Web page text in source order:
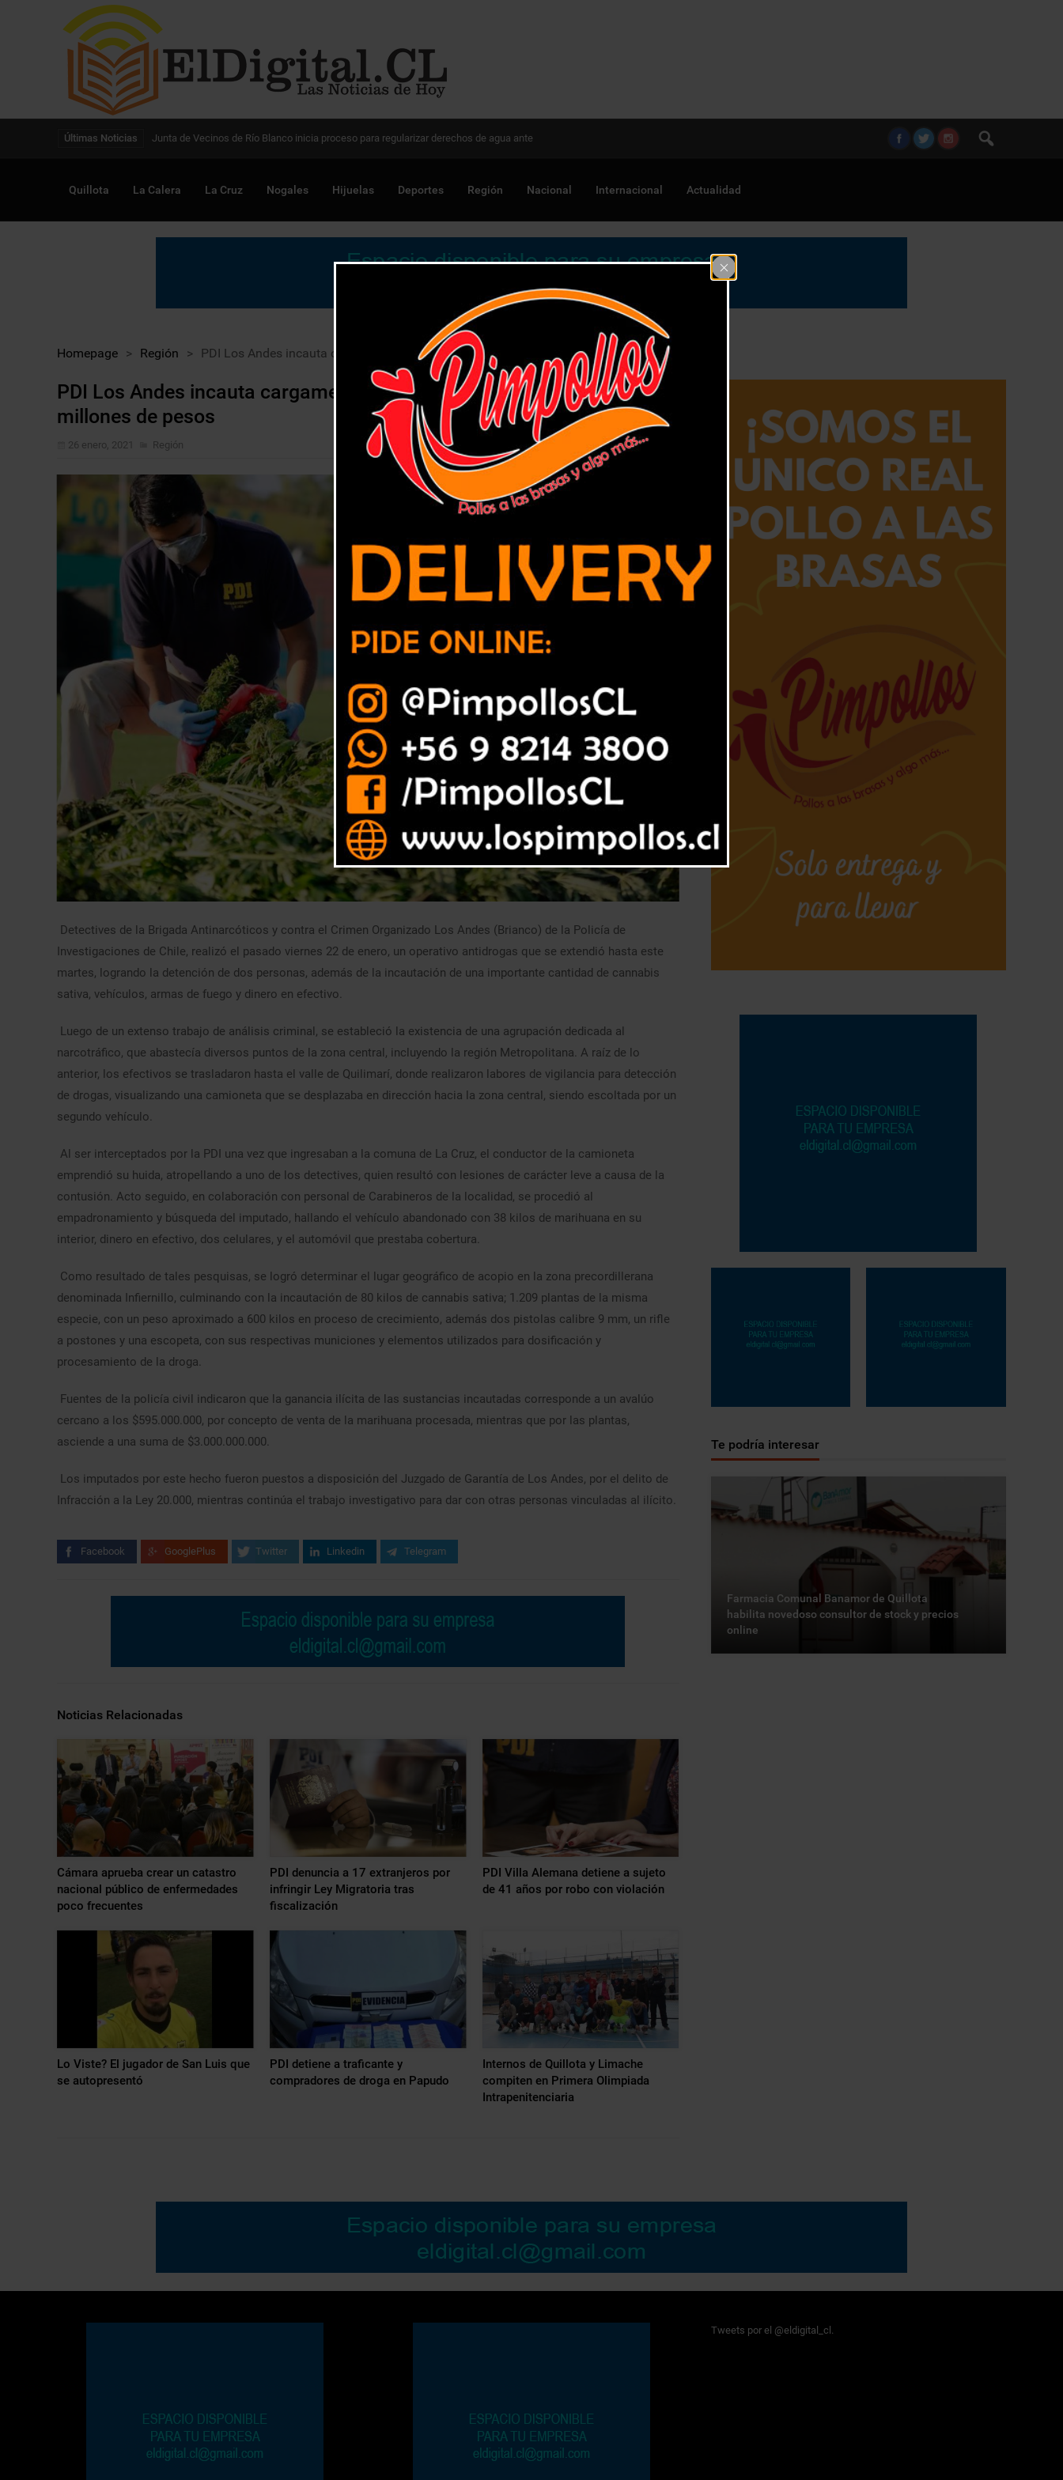
Últimas Noticias Digitalización de la gestión pública avanza en Chile para optimizar proyectos
Quillota La Calera La Cruz Nogales Hijuelas Deportes Región Nacional Internacional Actualidad
Homepage > Región > PDI Los Andes incauta cargamento de droga avaluado en 3600 millones de pesos
PDI Los Andes incauta cargamento de droga avaluado en 3600
millones de pesos
26 enero, 2021 Región
Detectives de la Brigada Antinarcóticos y contra el Crimen Organizado Los Andes (Brianco) de la Policía de
Investigaciones de Chile, realizó el pasado viernes 22 de enero, un operativo antidrogas que se extendió hasta este
martes, logrando la detención de dos personas, además de la incautación de una importante cantidad de cannabis
sativa, vehículos, armas de fuego y dinero en efectivo.
Luego de un extenso trabajo de análisis criminal, se estableció la existencia de una agrupación dedicada al
narcotráfico, que abastecía diversos puntos de la zona central, incluyendo la región Metropolitana. A raíz de lo
anterior, los efectivos se trasladaron hasta el valle de Quilimarí, donde realizaron labores de vigilancia para detección
de drogas, visualizando una camioneta que se desplazaba en dirección hacia la zona central, siendo escoltada por un
segundo vehículo.
Al ser interceptados por la PDI una vez que ingresaban a la comuna de La Cruz, el conductor de la camioneta
emprendió su huida, atropellando a uno de los detectives, quien resultó con lesiones de carácter leve a causa de la
contusión. Acto seguido, en colaboración con personal de Carabineros de la localidad, se procedió al
empadronamiento y búsqueda del imputado, hallando el vehículo abandonado con 38 kilos de marihuana en su
interior, dinero en efectivo, dos celulares, y el automóvil que prestaba cobertura.
Como resultado de tales pesquisas, se logró determinar el lugar geográfico de acopio en la zona precordillerana
denominada Infiernillo, culminando con la incautación de 80 kilos de cannabis sativa; 1.209 plantas de la misma
especie, con un peso aproximado a 600 kilos en proceso de crecimiento, además dos pistolas calibre 9 mm, un rifle
a postones y una escopeta, con sus respectivas municiones y elementos utilizados para dosificación y
procesamiento de la droga.
Fuentes de la policía civil indicaron que la ganancia ilícita de las sustancias incautadas corresponde a un avalúo
cercano a los $595.000.000, por concepto de venta de la marihuana procesada, mientras que por las plantas,
asciende a una suma de $3.000.000.000.
Los imputados por este hecho fueron puestos a disposición del Juzgado de Garantía de Los Andes, por el delito de
Infracción a la Ley 20.000, mientras continúa el trabajo investigativo para dar con otras personas vinculadas al ilícito.
Facebook GooglePlus Twitter Linkedin Telegram
Noticias Relacionadas
Cámara aprueba crear un catastro
nacional público de enfermedades
poco frecuentes
PDI denuncia a 17 extranjeros por
infringir Ley Migratoria tras
fiscalización
PDI Villa Alemana detiene a sujeto
de 41 años por robo con violación
Lo Viste? El jugador de San Luis que
se autopresentó
PDI detiene a traficante y
compradores de droga en Papudo
Internos de Quillota y Limache
compiten en Primera Olimpiada
Intrapenitenciaria
Te podría interesar
Farmacia Comunal Banamor de Quillota
habilita novedoso consultor de stock y precios
online
Tweets por el @eldigital_cl.